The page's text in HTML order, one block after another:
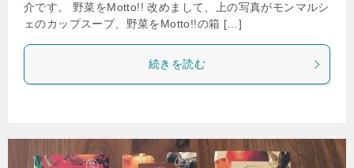
介です。 野菜をMotto!! 改めまして、上の写真がモンマルシ
ェのカップスープ、野菜をMotto!!の箱 […]
続きを読む